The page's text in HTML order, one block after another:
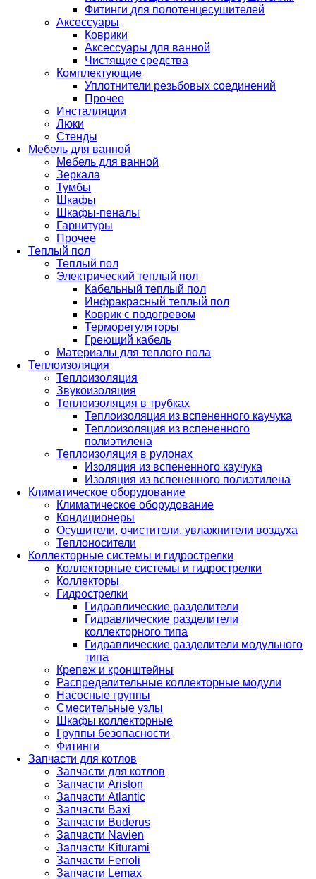
Фитинги для полотенцесушителей
Аксессуары
Коврики
Аксессуары для ванной
Чистящие средства
Комплектующие
Уплотнители резьбовых соединений
Прочее
Инсталляции
Люки
Стенды
Мебель для ванной
Мебель для ванной
Зеркала
Тумбы
Шкафы
Шкафы-пеналы
Гарнитуры
Прочее
Теплый пол
Теплый пол
Электрический теплый пол
Кабельный теплый пол
Инфракрасный теплый пол
Коврик с подогревом
Терморегуляторы
Греющий кабель
Материалы для теплого пола
Теплоизоляция
Теплоизоляция
Звукоизоляция
Теплоизоляция в трубках
Теплоизоляция из вспененного каучука
Теплоизоляция из вспененного
полиэтилена
Теплоизоляция в рулонах
Изоляция из вспененного каучука
Изоляция из вспененного полиэтилена
Климатическое оборудование
Климатическое оборудование
Кондиционеры
Осушители, очистители, увлажнители воздуха
Теплоносители
Коллекторные системы и гидрострелки
Коллекторные системы и гидрострелки
Коллекторы
Гидрострелки
Гидравлические разделители
Гидравлические разделители
коллекторного типа
Гидравлические разделители модульного
типа
Крепеж и кронштейны
Распределительные коллекторные модули
Насосные группы
Смесительные узлы
Шкафы коллекторные
Группы безопасности
Фитинги
Запчасти для котлов
Запчасти для котлов
Запчасти Ariston
Запчасти Atlantic
Запчасти Baxi
Запчасти Buderus
Запчасти Navien
Запчасти Kiturami
Запчасти Ferroli
Запчасти Lemax